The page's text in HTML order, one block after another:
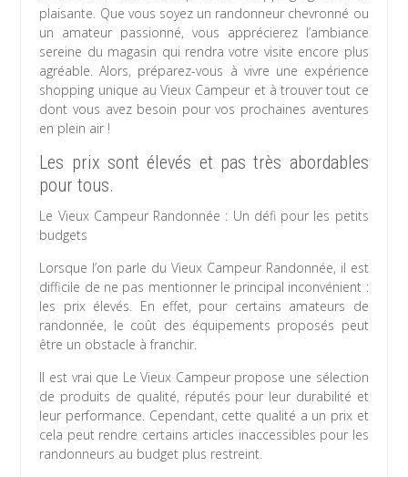
plaisante. Que vous soyez un randonneur chevronné ou
un amateur passionné, vous apprécierez l’ambiance
sereine du magasin qui rendra votre visite encore plus
agréable. Alors, préparez-vous à vivre une expérience
shopping unique au Vieux Campeur et à trouver tout ce
dont vous avez besoin pour vos prochaines aventures
en plein air !
Les prix sont élevés et pas très abordables
pour tous.
Le Vieux Campeur Randonnée : Un défi pour les petits
budgets
Lorsque l’on parle du Vieux Campeur Randonnée, il est
difficile de ne pas mentionner le principal inconvénient :
les prix élevés. En effet, pour certains amateurs de
randonnée, le coût des équipements proposés peut
être un obstacle à franchir.
Il est vrai que Le Vieux Campeur propose une sélection
de produits de qualité, réputés pour leur durabilité et
leur performance. Cependant, cette qualité a un prix et
cela peut rendre certains articles inaccessibles pour les
randonneurs au budget plus restreint.